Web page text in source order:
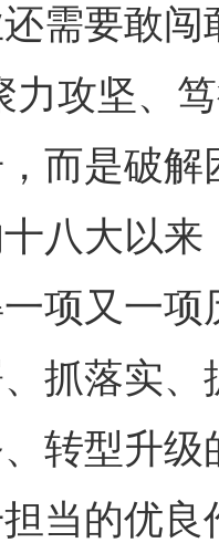
要敢闯
力攻坚、
而是破
八大以
项又一
抓落实、
转型升
当的优